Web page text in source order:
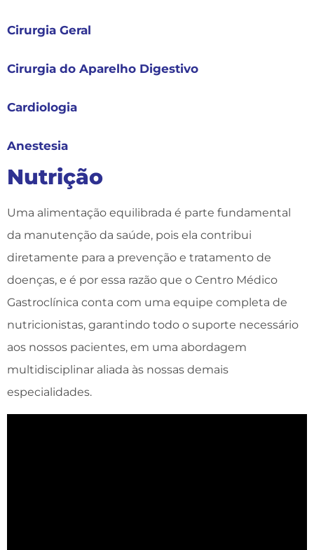
Cirurgia Geral
Cirurgia do Aparelho Digestivo
Cardiologia
Anestesia
Nutrição
Uma alimentação equilibrada é parte fundamental
da manutenção da saúde, pois ela contribui
diretamente para a prevenção e tratamento de
doenças, e é por essa razão que o Centro Médico
Gastroclínica conta com uma equipe completa de
nutricionistas, garantindo todo o suporte necessário
aos nossos pacientes, em uma abordagem
multidisciplinar aliada às nossas demais
especialidades.